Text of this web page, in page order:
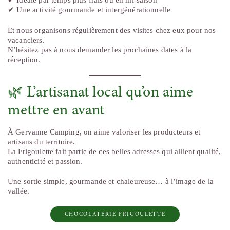
✔ Une activité gourmande et intergénérationnelle
Et nous organisons régulièrement des visites chez eux pour nos
vacanciers.
N’hésitez pas à nous demander les prochaines dates à la
réception.
🌿 L’artisanat local qu’on aime
mettre en avant
À Gervanne Camping, on aime valoriser les producteurs et
artisans du territoire.
La Frigoulette fait partie de ces belles adresses qui allient qualité,
authenticité et passion.
Une sortie simple, gourmande et chaleureuse… à l’image de la
vallée.
CHOCOLATERIE FRIGOULETTE